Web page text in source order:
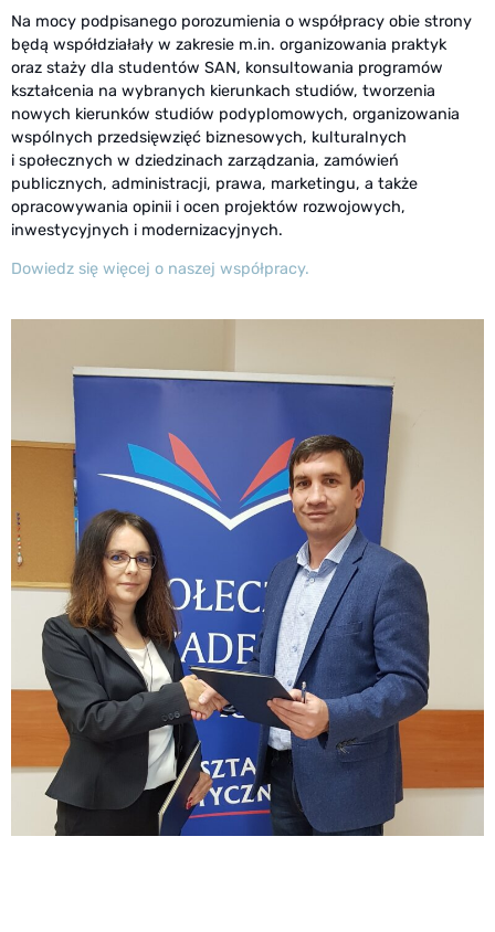
Na mocy podpisanego porozumienia o współpracy obie strony
będą współdziałały w zakresie m.in. organizowania praktyk
oraz staży dla studentów SAN, konsultowania programów
kształcenia na wybranych kierunkach studiów, tworzenia
nowych kierunków studiów podyplomowych, organizowania
wspólnych przedsięwzięć biznesowych, kulturalnych
i społecznych w dziedzinach zarządzania, zamówień
publicznych, administracji, prawa, marketingu, a także
opracowywania opinii i ocen projektów rozwojowych,
inwestycyjnych i modernizacyjnych.
Dowiedz się więcej o naszej współpracy.